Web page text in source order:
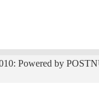
Powered by